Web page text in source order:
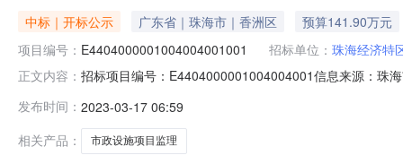
中标｜开标公示 广东省｜珠海市｜香洲区
预算141.90万元
项目编号： E4404000001004004001001 招标单位： 珠海经济特
正文内容： 招标项目编号：E4404000001004004001信息来源：珠
称九洲港度假村片区市政设施项目（一期）监理序号投
发布时间： 2023-03-17 06:59
相关产品：
市政设施项目监理